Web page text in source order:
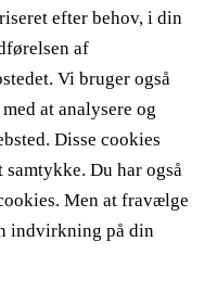
efter behov, i din
af
Vi bruger også
at analysere og
Disse cookies
Du har også
Men at fravælge
indvirkning på din